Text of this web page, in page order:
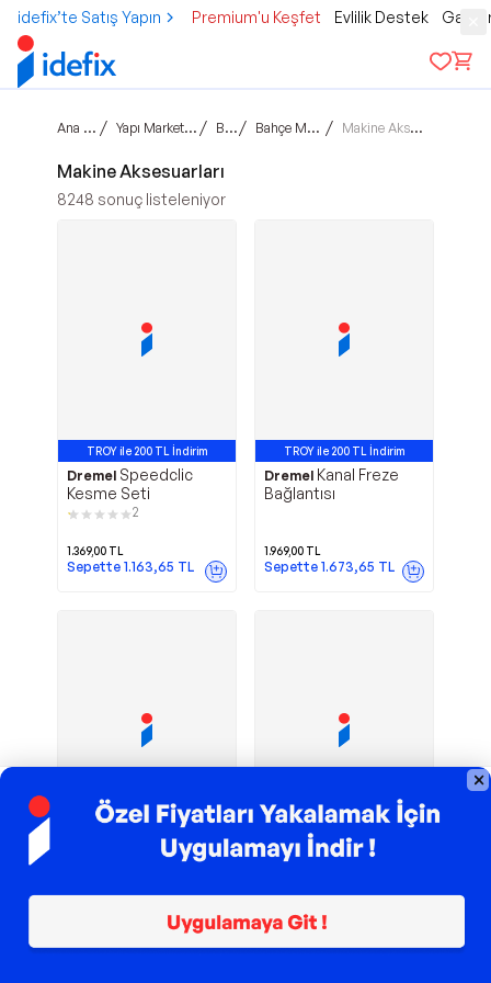
idefix’te Satış Yapın Premium'u Keşfet Evlilik Destek
Ana sayfa / Yapı Market & Bahçe / Bahçe / Bahçe Makineleri / Makine Aksesuarları
Makine Aksesuarları
8248 sonuç listeleniyor
TROY ile 200 TL İndirim
Dremel Speedclic
Kesme Seti
2
1.369,00 TL
Sepette 1.163,65 TL
TROY ile 200 TL İndirim
Dremel Kanal Freze
Bağlantısı
1.969,00 TL
Sepette 1.673,65 TL
TROY ile 200 TL İndirim
S724 Aksesuar
TROY ile 200 TL İndirim
Dremel